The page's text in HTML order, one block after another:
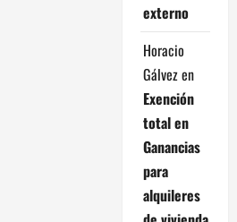
externo
Horacio
Gálvezen
Exención
total en
Ganancias
para
alquileres